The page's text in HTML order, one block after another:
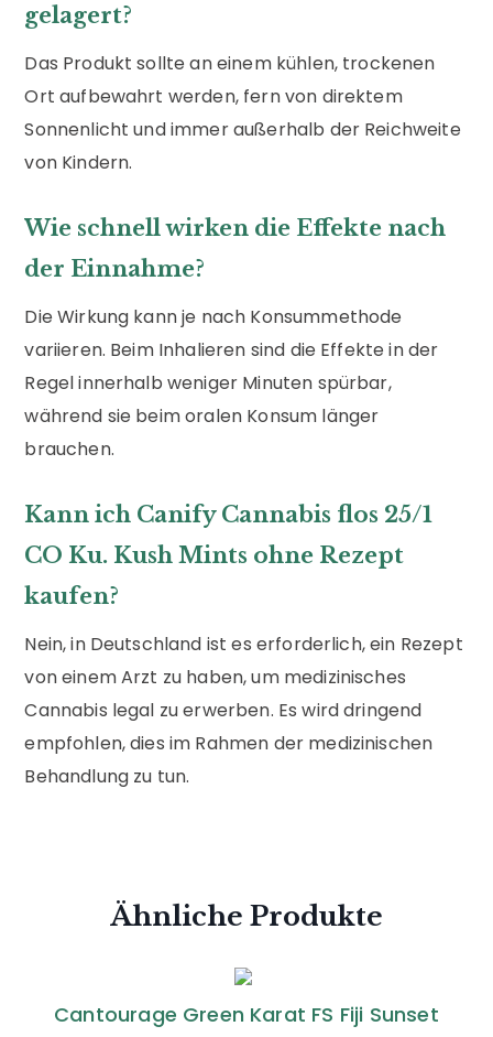
gelagert?
Das Produkt sollte an einem kühlen, trockenen
Ort aufbewahrt werden, fern von direktem
Sonnenlicht und immer außerhalb der Reichweite
von Kindern.
Wie schnell wirken die Effekte nach
der Einnahme?
Die Wirkung kann je nach Konsummethode
variieren. Beim Inhalieren sind die Effekte in der
Regel innerhalb weniger Minuten spürbar,
während sie beim oralen Konsum länger
brauchen.
Kann ich Canify Cannabis flos 25/1
CO Ku. Kush Mints ohne Rezept
kaufen?
Nein, in Deutschland ist es erforderlich, ein Rezept
von einem Arzt zu haben, um medizinisches
Cannabis legal zu erwerben. Es wird dringend
empfohlen, dies im Rahmen der medizinischen
Behandlung zu tun.
Ähnliche Produkte
Cantourage Green Karat FS Fiji Sunset